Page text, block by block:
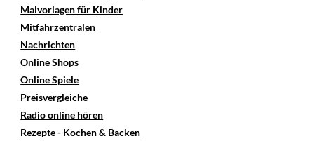
Malvorlagen für Kinder
Mitfahrzentralen
Nachrichten
Online Shops
Online Spiele
Preisvergleiche
Radio online hören
Rezepte - Kochen & Backen